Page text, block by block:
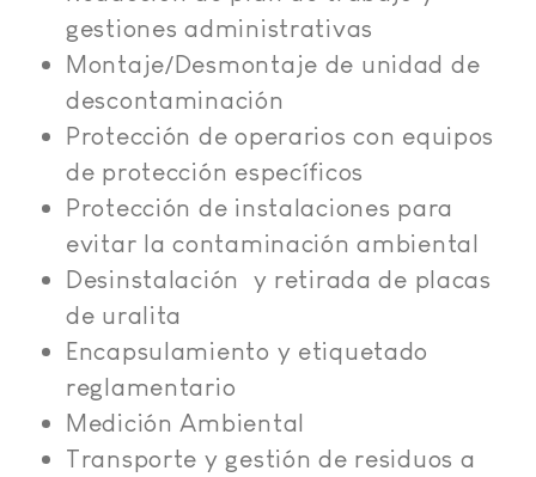
gestiones administrativas
Montaje/Desmontaje de unidad de
descontaminación
Protección de operarios con equipos
de protección específicos
Protección de instalaciones para
evitar la contaminación ambiental
Desinstalación y retirada de placas
de uralita
Encapsulamiento y etiquetado
reglamentario
Medición Ambiental
Transporte y gestión de residuos a